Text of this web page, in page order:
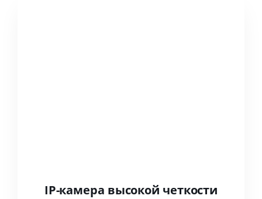
IP-камера высокой четкости